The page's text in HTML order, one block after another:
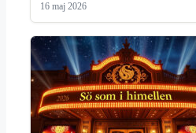
16 maj 2026